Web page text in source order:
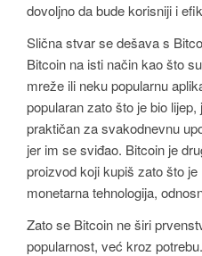
dovoljno da bude korisniji i
Slična stvar se dešava s
Bitcoin na isti način kao što
mreže ili neku popularnu
popularan zato što je bio
praktičan za svakodnevnu
jer im se sviđao. Bitcoin je
proizvod koji kupiš zato što
monetarna tehnologija,
Zato se Bitcoin ne širi
popularnost, već kroz